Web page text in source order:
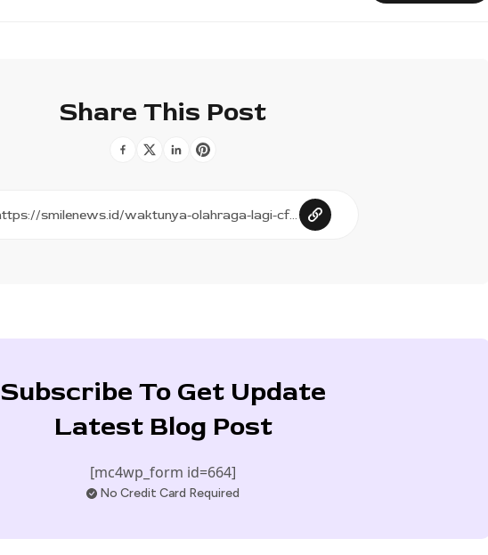
Share This Post
Subscribe To Get Update
Latest Blog Post
[mc4wp_form id=664]
No Credit Card Required